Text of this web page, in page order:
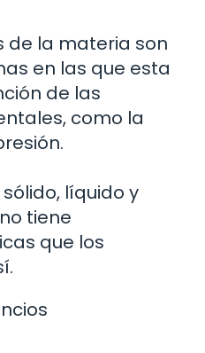
de la materia son
en las que esta
de las
como la
líquido y
tiene
que los